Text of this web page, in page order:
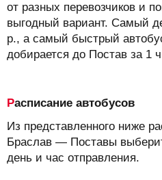
от разных перевозчиков и
выгодный вариант. Самый
р., а самый быстрый
добирается до Постав за 1
Расписание автобусов
Из представленного ниже
Браслав — Поставы
день и час отправления.